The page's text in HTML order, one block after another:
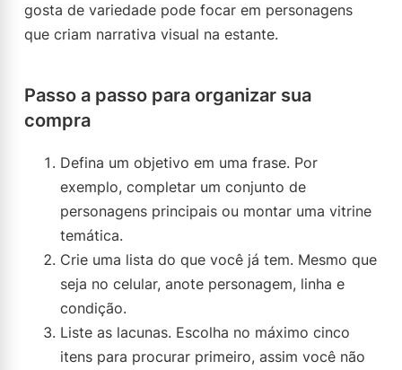
gosta de variedade pode focar em personagens
que criam narrativa visual na estante.
Passo a passo para organizar sua
compra
Defina um objetivo em uma frase. Por
exemplo, completar um conjunto de
personagens principais ou montar uma vitrine
temática.
Crie uma lista do que você já tem. Mesmo que
seja no celular, anote personagem, linha e
condição.
Liste as lacunas. Escolha no máximo cinco
itens para procurar primeiro, assim você não